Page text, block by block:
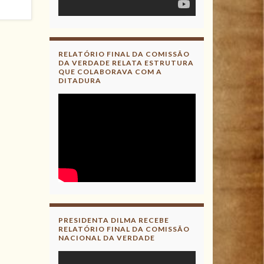
RELATÓRIO FINAL DA COMISSÃO
DA VERDADE RELATA ESTRUTURA
QUE COLABORAVA COM A
DITADURA
PRESIDENTA DILMA RECEBE
RELATÓRIO FINAL DA COMISSÃO
NACIONAL DA VERDADE